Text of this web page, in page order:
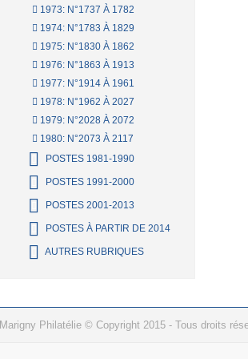
1973: N°1737 À 1782
1974: N°1783 À 1829
1975: N°1830 À 1862
1976: N°1863 À 1913
1977: N°1914 À 1961
1978: N°1962 À 2027
1979: N°2028 À 2072
1980: N°2073 À 2117
POSTES 1981-1990
POSTES 1991-2000
POSTES 2001-2013
POSTES À PARTIR DE 2014
AUTRES RUBRIQUES
Marigny Philatélie © Copyright 2015 - Tous droits